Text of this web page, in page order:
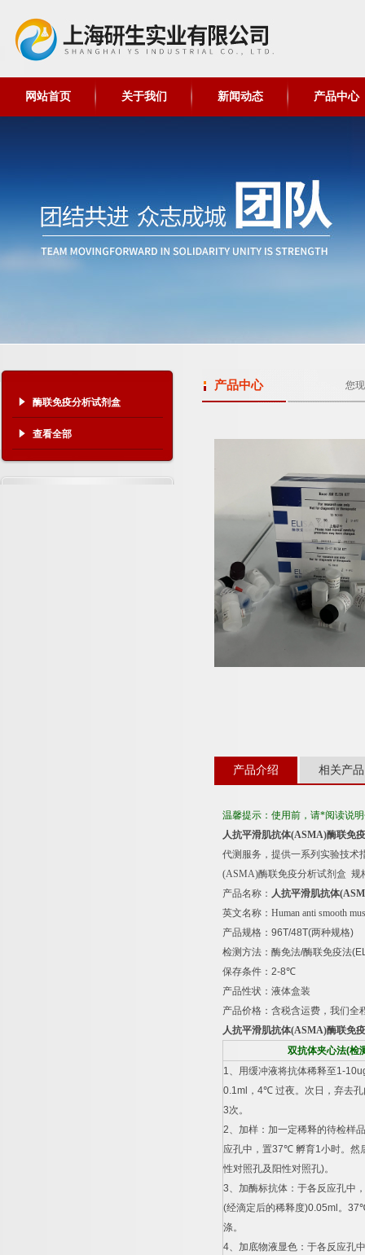
网站首页 关于我们 新闻动态 产品中心
酶联免疫分析试剂盒
查看全部
产品中心 您
产品介绍 相关产品
温馨提示：使用前，请*阅读说
人抗平滑肌抗体(ASMA)酶联免
代测服务，提供一系列实验技术
(ASMA)酶联免疫分析试剂盒 规
产品名称： 人抗平滑肌抗体
英文名称： Human anti smooth
产品规格： 96T/48T(两种规格)
检测方法：酶免法/酶联免疫法
保存条件： 2-8℃
产品性状：液体盒装
产品价格：含税含运费，我们全
人抗平滑肌抗体(ASMA)酶联免
双抗体夹心法(检
1、用缓冲液将抗体稀释至1-
0.1ml ， 4℃ 过夜。次日，弃去
3次。
2、加样：加一定稀释的待检样品
应孔中，置37℃ 孵育1小时。然
性对照孔及阳性对照孔)。
3、加酶标抗体：于各反应孔中
(经滴定后的稀释度)0.05ml 。 37
涤。
4、加底物液显色：于各反应孔